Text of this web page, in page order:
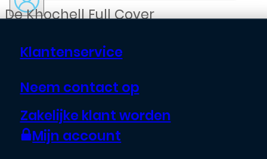
Klantenservice
Neem contact op
Zakelijke klant worden
Mijn account
De Khochell Full Cover
Galaxy S26 Ultra is een zwarte
volledige dekking. Beschermt je
scherm tegen krassen en stoten
zonder verlies van functionaliteit.